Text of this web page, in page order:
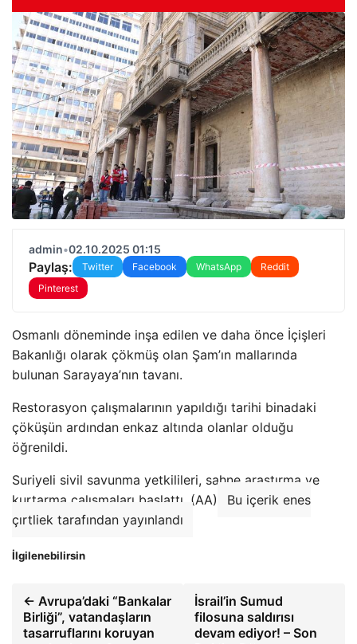
admin•02.10.2025 01:15
Paylaş: Twitter Facebook WhatsApp
Reddit
Pinterest
Osmanlı döneminde inşa edilen ve daha önce İçişleri
Bakanlığı olarak çökmüş olan Şam’ın mallarında
bulunan Sarayaya’nın tavanı.
Restorasyon çalışmalarının yapıldığı tarihi binadaki
çöküşün ardından enkaz altında olanlar olduğu
öğrenildi.
Suriyeli sivil savunma yetkilileri, sahne araştırma ve
kurtarma çalışmaları başlattı. (AA)
Bu içerik enes
çırtliek tarafından yayınlandı
İlgilenebilirsin
← Avrupa’daki “Bankalar
Birliği”, vatandaşların
tasarruflarını koruyan
İsrail’in Sumud
filosuna saldırısı
devam ediyor! – Son